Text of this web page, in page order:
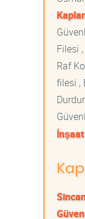
Filesi
Raf
filesi ,